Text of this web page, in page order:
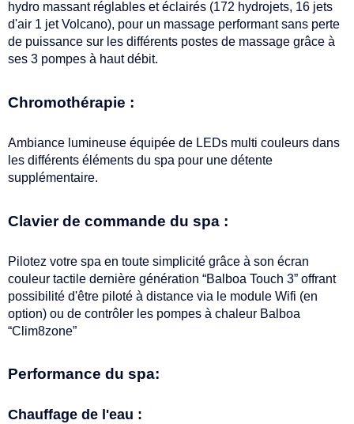
hydro massant réglables et éclairés (172 hydrojets, 16 jets
d'air 1 jet Volcano), pour un massage performant sans perte
de puissance sur les différents postes de massage grâce à
ses 3 pompes à haut débit.
Chromothérapie :
Ambiance lumineuse équipée de LEDs multi couleurs dans
les différents éléments du spa pour une détente
supplémentaire.
Clavier de commande du spa :
Pilotez votre spa en toute simplicité grâce à son écran
couleur tactile dernière génération “Balboa Touch 3” offrant
possibilité d'être piloté à distance via le module Wifi (en
option) ou de contrôler les pompes à chaleur Balboa
“Clim8zone”
Performance du spa:
Chauffage de l'eau :